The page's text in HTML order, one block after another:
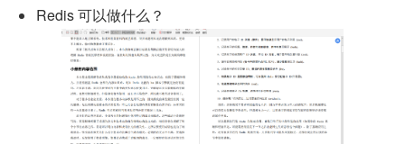
Redis 可以做什么？